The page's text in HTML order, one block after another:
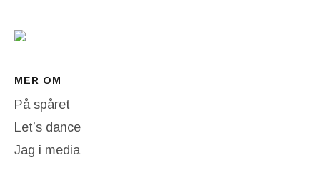
MER OM
På spåret
Let’s dance
Jag i media